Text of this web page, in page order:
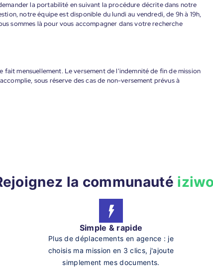
la portabilité en suivant la procédure décrite dans notre
notre équipe est disponible du lundi au vendredi, de 9h à 19h,
sommes là pour vous accompagner dans votre recherche
fait mensuellement. Le versement de l'indemnité de fin de mission
sous réserve des cas de non-versement prévus à
la communauté
Simple & rapide
Plus de déplacements en agence : je
choisis ma mission en 3 clics, j'ajoute
simplement mes documents.